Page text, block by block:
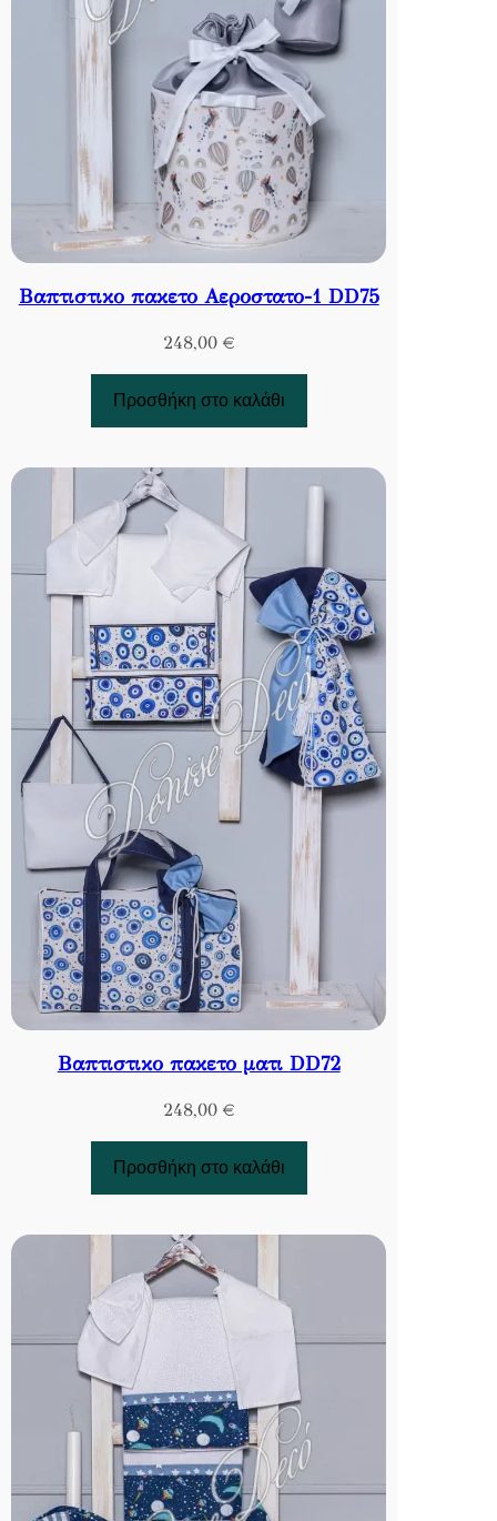
Βαπτιστικο πακετο Αεροστατο-1 DD75
248,00 €
Προσθήκη στο καλάθι
Βαπτιστικο πακετο ματι DD72
248,00 €
Προσθήκη στο καλάθι